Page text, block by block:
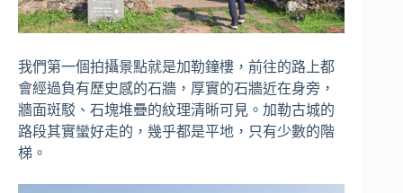
我們第一個拍攝景點就是加勒鐘樓，前往的路上都
會經過負有歷史感的石牆，厚實的石牆近在身旁，
牆面斑駁、石塊堆疊的紋理清晰可見。加勒古城的
路段其實蠻好走的，幾乎都是平地，只有少數的階
梯。